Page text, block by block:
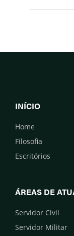
INÍCIO
Home
Filosofia
Escritórios
ÁREAS DE
Servidor Civil
Servidor Militar